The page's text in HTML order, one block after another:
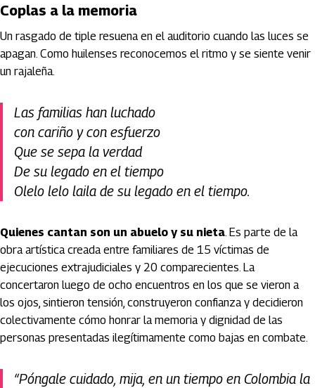
Coplas a la memoria
Un rasgado de tiple resuena en el auditorio cuando las luces se
apagan. Como huilenses reconocemos el ritmo y se siente venir
un rajaleña.
Las familias han luchado
con cariño y con esfuerzo
Que se sepa la verdad
De su legado en el tiempo
Olelo lelo laila de su legado en el tiempo.
Quienes cantan son un abuelo y su nieta . Es parte de la
obra artística creada entre familiares de 15 víctimas de
ejecuciones extrajudiciales y 20 comparecientes. La
concertaron luego de ocho encuentros en los que se vieron a
los ojos, sintieron tensión, construyeron confianza y decidieron
colectivamente cómo honrar la memoria y dignidad de las
personas presentadas ilegítimamente como bajas en combate.
“Póngale cuidado, mija, en un tiempo en Colombia la